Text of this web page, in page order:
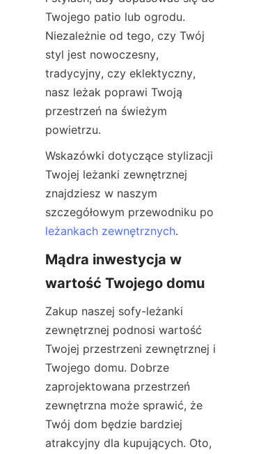
Twojego patio lub ogrodu.
Niezależnie od tego, czy Twój
styl jest nowoczesny,
tradycyjny, czy eklektyczny,
nasz leżak poprawi Twoją
przestrzeń na świeżym
powietrzu.
Wskazówki dotyczące stylizacji
Twojej leżanki zewnętrznej
znajdziesz w naszym
leżankach zewnętrznych.
Mądra inwestycja w
wartość Twojego domu
Zakup naszej sofy-leżanki
zewnętrznej podnosi wartość
Twojej przestrzeni zewnętrznej i
Twojego domu. Dobrze
zaprojektowana przestrzeń
zewnętrzna może sprawić, że
Twój dom będzie bardziej
atrakcyjny dla kupujących. Oto,